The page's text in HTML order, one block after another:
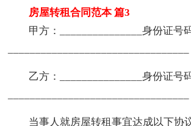
房屋转租合同范本 篇3
甲方：_______________身份证号
乙方：_______________身份证号
当事人就房屋转租事宜达成以下协